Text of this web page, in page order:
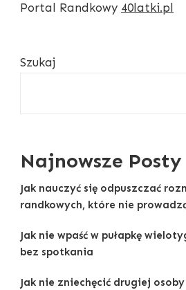
Portal Randkowy 40latki.pl
Szukaj
Najnowsze Posty
Jak nauczyć się odpuszczać
randkowych, które nie
Jak nie wpaść w pułapkę
bez spotkania
Jak nie zniechęcić drugiej